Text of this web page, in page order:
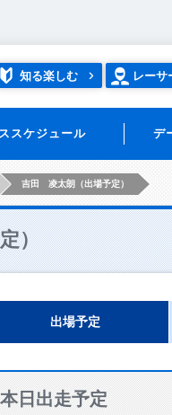
知る楽しむ レーサ
スケジュール デ
吉田 凌太朗（出場予定）
）
出場予定
本日出走予定